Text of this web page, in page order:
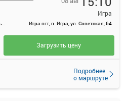
Якшур-Бодья с. АС, село Якшур-Бодья, ул Пушиной, 70
Игра
Игра пгт, п. Игра, ул. Советская, 64
Подробнее
о маршруте
Загрузить цену